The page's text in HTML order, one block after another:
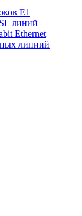
Е1
линий
Ethernet
линиий